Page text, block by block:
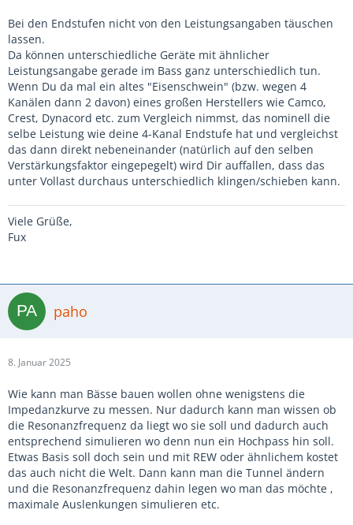
Bei den Endstufen nicht von den Leistungsangaben täuschen
lassen.
Da können unterschiedliche Geräte mit ähnlicher
Leistungsangabe gerade im Bass ganz unterschiedlich tun.
Wenn Du da mal ein altes "Eisenschwein" (bzw. wegen 4
Kanälen dann 2 davon) eines großen Herstellers wie Camco,
Crest, Dynacord etc. zum Vergleich nimmst, das nominell die
selbe Leistung wie deine 4-Kanal Endstufe hat und vergleichst
das dann direkt nebeneinander (natürlich auf den selben
Verstärkungsfaktor eingepegelt) wird Dir auffallen, dass das
unter Vollast durchaus unterschiedlich klingen/schieben kann.
Viele Grüße,
Fux
paho
8. Januar 2025
Wie kann man Bässe bauen wollen ohne wenigstens die
Impedanzkurve zu messen. Nur dadurch kann man wissen ob
die Resonanzfrequenz da liegt wo sie soll und dadurch auch
entsprechend simulieren wo denn nun ein Hochpass hin soll.
Etwas Basis soll doch sein und mit REW oder ähnlichem kostet
das auch nicht die Welt. Dann kann man die Tunnel ändern
und die Resonanzfrequenz dahin legen wo man das möchte ,
maximale Auslenkungen simulieren etc.